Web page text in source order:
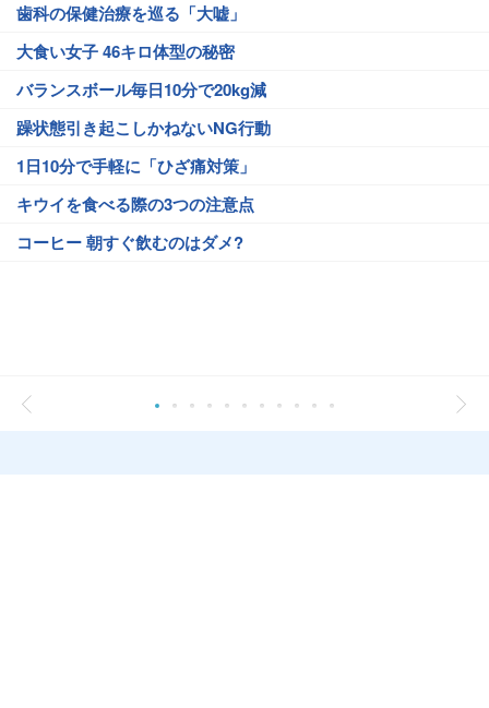
歯科の保健治療を巡る「大嘘」
大食い女子 46キロ体型の秘密
バランスボール毎日10分で20kg減
躁状態引き起こしかねないNG行動
1日10分で手軽に「ひざ痛対策」
キウイを食べる際の3つの注意点
コーヒー 朝すぐ飲むのはダメ?